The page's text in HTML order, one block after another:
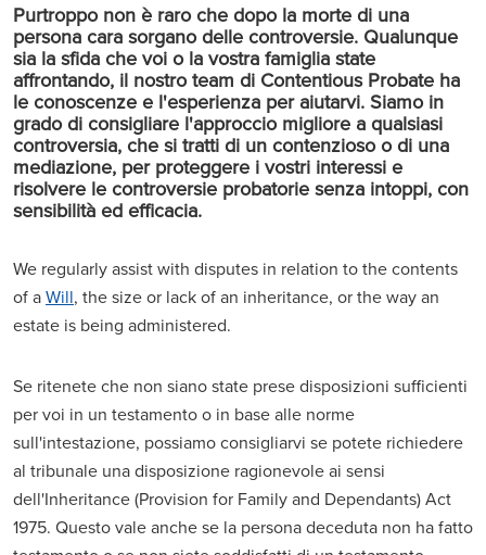
Purtroppo non è raro che dopo la morte di una
persona cara sorgano delle controversie. Qualunque
sia la sfida che voi o la vostra famiglia state
affrontando, il nostro team di Contentious Probate ha
le conoscenze e l'esperienza per aiutarvi. Siamo in
grado di consigliare l'approccio migliore a qualsiasi
controversia, che si tratti di un contenzioso o di una
mediazione, per proteggere i vostri interessi e
risolvere le controversie probatorie senza intoppi, con
sensibilità ed efficacia.
We regularly assist with disputes in relation to the contents
of aWill, the size or lack of an inheritance, or the way an
estate is being administered.
Se ritenete che non siano state prese disposizioni sufficienti
per voi in un testamento o in base alle norme
sull'intestazione, possiamo consigliarvi se potete richiedere
al tribunale una disposizione ragionevole ai sensi
dell'Inheritance (Provision for Family and Dependants) Act
1975. Questo vale anche se la persona deceduta non ha fatto